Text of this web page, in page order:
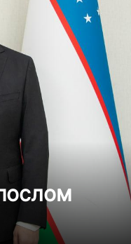
Состояние отраслей,
развития, показатели